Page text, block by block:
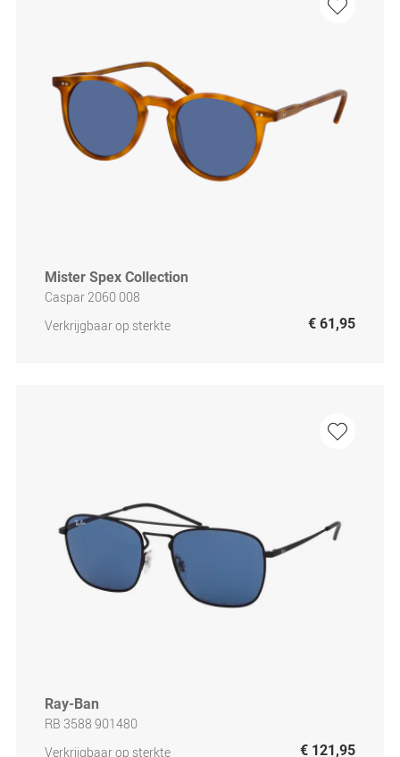
Mister Spex Collection
Caspar 2060 008
Verkrijgbaar op sterkte
€ 61,95
Ray-Ban
RB 3588 901480
Verkrijgbaar op sterkte
€ 121,95